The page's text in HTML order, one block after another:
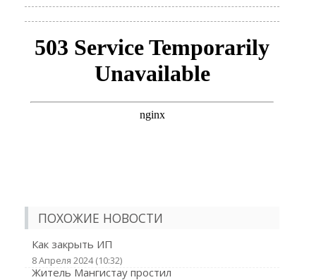
ПОХОЖИЕ НОВОСТИ
Как закрыть ИП
8 Апреля 2024 (10:32)
Житель Мангистау простил